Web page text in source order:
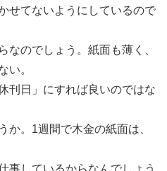
せてないようにしているので
なのでしょう。紙面も薄く、
い。
刊日」にすれば良いのではな
か。1週間で木金の紙面は、
事しているからなんでしょう